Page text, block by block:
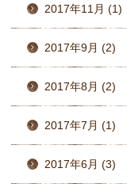
2017年11月 (1)
2017年9月 (2)
2017年8月 (2)
2017年7月 (1)
2017年6月 (3)